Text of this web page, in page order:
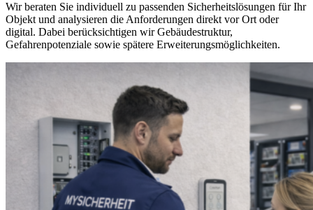
Wir beraten Sie individuell zu passenden Sicherheitslösungen für Ihr
Objekt und analysieren die Anforderungen direkt vor Ort oder
digital. Dabei berücksichtigen wir Gebäudestruktur,
Gefahrenpotenziale sowie spätere Erweiterungsmöglichkeiten.